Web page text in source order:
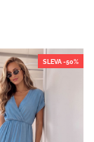
SLEVA -50%